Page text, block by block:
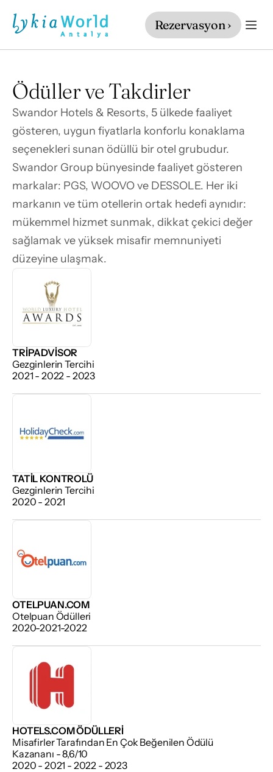
Ödüller ve Takdirler
Swandor Hotels & Resorts, 5 ülkede faaliyet
gösteren, uygun fiyatlarla konforlu konaklama
seçenekleri sunan ödüllü bir otel grubudur.
Swandor Group bünyesinde faaliyet gösteren
markalar: PGS, WOOVO ve DESSOLE. Her iki
markanın ve tüm otellerin ortak hedefi aynıdır:
mükemmel hizmet sunmak, dikkat çekici değer
sağlamak ve yüksek misafir memnuniyeti
düzeyine ulaşmak.
TRIPADVISOR
Gezginlerin Tercihi
2021 - 2022 - 2023
TATIL KONTROLÜ
Gezginlerin Tercihi
2020 - 2021
OTELPUAN.COM
Otelpuan Ödülleri
2020-2021-2022
HOTELS.COM ÖDÜLLERI
Misafirler Tarafından En Çok Beğenilen Ödülü
Kazananı - 8,6/10
2020 - 2021 - 2022 - 2023
Rezervasyon ›